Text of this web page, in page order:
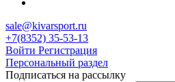
sale@kivarsport.ru
+7(8352) 35-53-13
Войти Регистрация
Персональный раздел
Подписаться на рассылку